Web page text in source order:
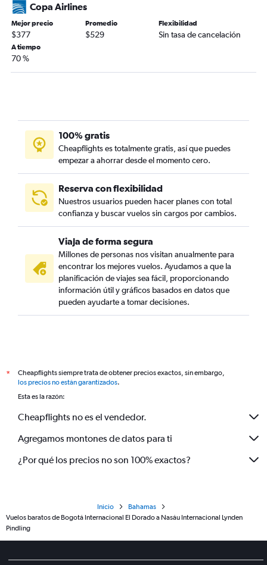
Copa Airlines
Mejor precio
$377
Promedio
$529
Flexibilidad
Sin tasa de cancelación
A tiempo
70 %
100% gratis
Cheapflights es totalmente gratis, así que puedes
empezar a ahorrar desde el momento cero.
Reserva con flexibilidad
Nuestros usuarios pueden hacer planes con total
confianza y buscar vuelos sin cargos por cambios.
Viaja de forma segura
Millones de personas nos visitan anualmente para
encontrar los mejores vuelos. Ayudamos a que la
planificación de viajes sea fácil, proporcionando
información útil y gráficos basados en datos que
pueden ayudarte a tomar decisiones.
*
Cheapflights siempre trata de obtener precios exactos, sin embargo,
los precios no están garantizados.
Esta es la razón:
Cheapflights no es el vendedor.
Agregamos montones de datos para ti
¿Por qué los precios no son 100% exactos?
Inicio
Bahamas
Vuelos baratos de Bogotá Internacional El Dorado a Nasáu Internacional Lynden
Pindling